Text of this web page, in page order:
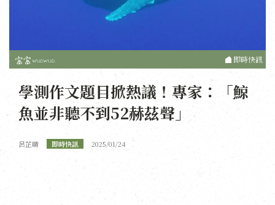
即時快訊
學測作文題目掀熱議！專家：「鯨
魚並非聽不到52赫茲聲」
呂芷晴 即時快訊 2025/01/24